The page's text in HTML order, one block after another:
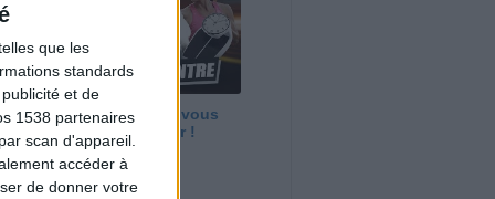
que les
standards
et de
1538 partenaires
scan d'appareil.
accéder à
de donner votre
Maigrir vite ? Ce que vous
devez vraiment savoir !